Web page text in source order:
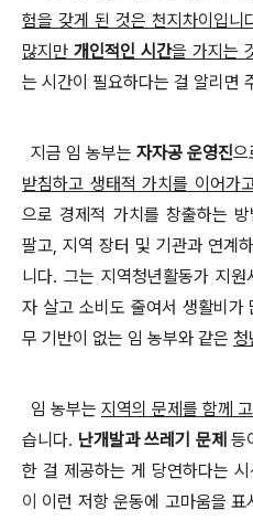
험을 갖게 된 것은 천지차이입니
많지만 개인적인 시간을 가지는
는 시간이 필요하다는 걸 알리면
지금 임 농부는 자자공 운영진으
받침하고 생태적 가치를 이어가
으로 경제적 가치를 창출하는
팔고, 지역 장터 및 기관과 연계
니다. 그는 지역청년활동가 지원
자 살고 소비도 줄여서 생활비가
무 기반이 없는 임 농부와 같은 청
임 농부는 지역의 문제를 함께
습니다. 난개발과 쓰레기 문제 등
한 걸 제공하는 게 당연하다는
이 이런 저항 운동에 고마움을 표